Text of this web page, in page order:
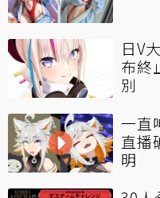
日V
布終
別
一直
直播
明